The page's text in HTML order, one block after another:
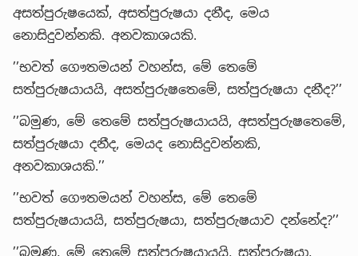
අසත්පුරුෂයෙක්, අසත්පුරුෂයා දනීද, මෙය
නොසිදුවන්නකි. අනවකාශයකි.
’’භවත් ගෞතමයන් වහන්ස, මේ තෙමේ
සත්පුරුෂයායයි, අසත්පුරුෂතෙමේ, සත්පුරුෂයා දනීද?’’
’’බමුණ, මේ තෙමේ සත්පුරුෂයායයි, අසත්පුරුෂතෙමේ,
සත්පුරුෂයා දනීද, මෙයද නොසිදුවන්නකි,
අනවකාශයකි.’’
’’භවත් ගෞතමයන් වහන්ස, මේ තෙමේ
සත්පුරුෂයායයි, සත්පුරුෂයා, සත්පුරුෂයාව දන්නේද?’’
’’බමුණ, මේ තෙමේ සත්පුරුෂයායයි, සත්පුරුෂයා,